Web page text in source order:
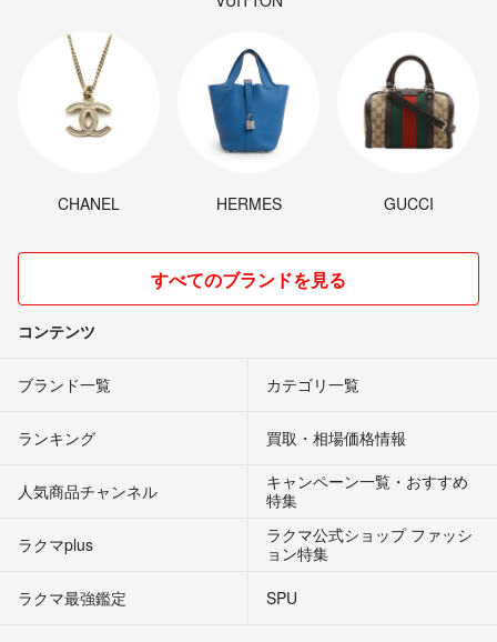
CHANEL HERMES GUCCI
すべてのブランドを見る
コンテンツ
ブランド一覧 カテゴリ一覧
ランキング 買取・相場価格情報
人気商品チャンネル
キャンペーン一覧・おすすめ
特集
ラクマplus
ラクマ公式ショップ ファッシ
ョン特集
ラクマ最強鑑定
SPU